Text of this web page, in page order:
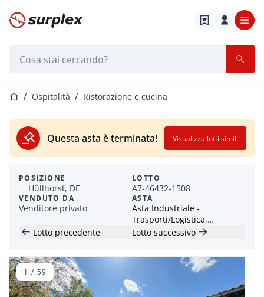
Home
Home Ospitalità Ristorazione e cucina
Questa asta è terminata! Visualizza lotti simili
POSIZIONE
Hüllhorst, DE
VENDUTO DA
Venditore privato
LOTTO
A7-46432-1508
ASTA
Asta Industriale -
Trasporti/Logistica,
Macchinari Industriali e
Lotto precedente Lotto successivo
1 / 59